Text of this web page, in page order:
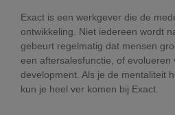
Exact is een werkgever die de
ontwikkeling. Niet iedereen wordt
gebeurt regelmatig dat mensen
een aftersalesfunctie, of evolueren
development. Als je de mentaliteit
kun je heel ver komen bij Exact.